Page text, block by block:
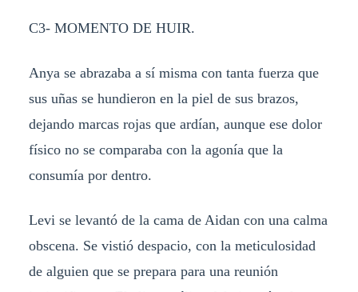
C3- MOMENTO DE HUIR.
Anya se abrazaba a sí misma con tanta fuerza que
sus uñas se hundieron en la piel de sus brazos,
dejando marcas rojas que ardían, aunque ese dolor
físico no se comparaba con la agonía que la
consumía por dentro.
Levi se levantó de la cama de Aidan con una calma
obscena. Se vistió despacio, con la meticulosidad
de alguien que se prepara para una reunión